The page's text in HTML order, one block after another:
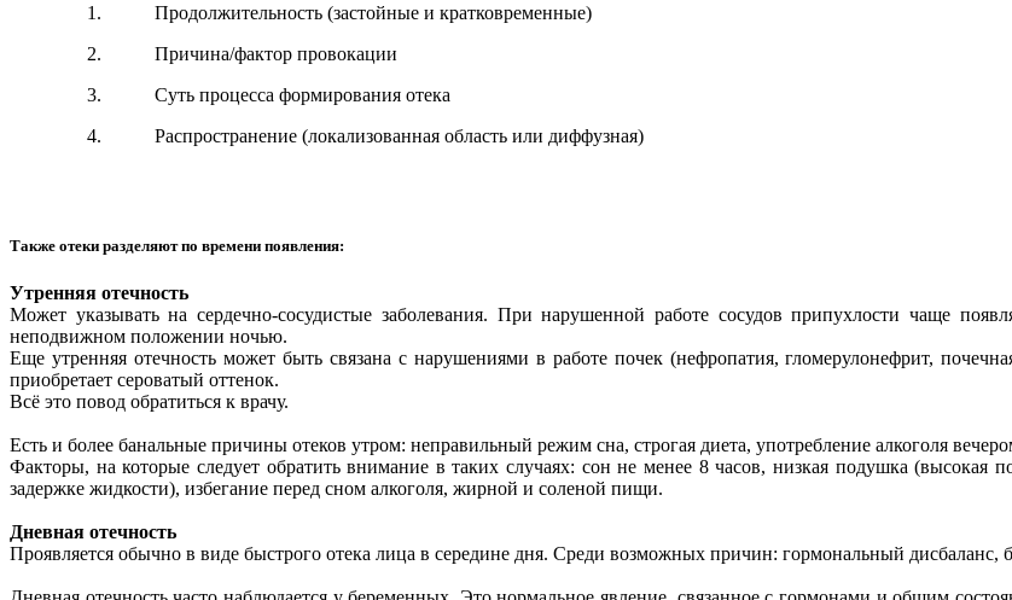
Продолжительность (застойные и кратковременные)
Причина/фактор провокации
Суть процесса формирования отека
Распространение (локализованная область или диффузная)
Также отеки разделяют по времени появления:
Утренняя отечность
Может указывать на сердечно-сосудистые заболевания. При нарушенной работе сосудов припухлости чаще
неподвижном положении ночью.
Еще утренняя отечность может быть связана с нарушениями в работе почек (нефропатия, гломерулонефрит,
приобретает сероватый оттенок.
Всё это повод обратиться к врачу.
Есть и более банальные причины отеков утром: неправильный режим сна, строгая диета, употребление алкоголя
Факторы, на которые следует обратить внимание в таких случаях: сон не менее 8 часов, низкая подушка (высокая
задержке жидкости), избегание перед сном алкоголя, жирной и соленой пищи.
Дневная отечность
Проявляется обычно в виде быстрого отека лица в середине дня. Среди возможных причин: гормональный дисбаланс,